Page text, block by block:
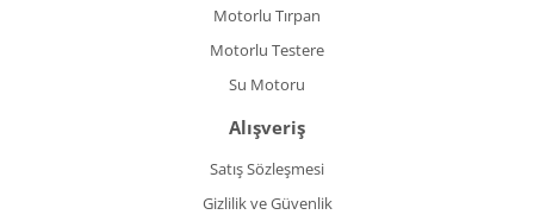
Motorlu Tırpan
Motorlu Testere
Su Motoru
Alışveriş
Satış Sözleşmesi
Gizlilik ve Güvenlik